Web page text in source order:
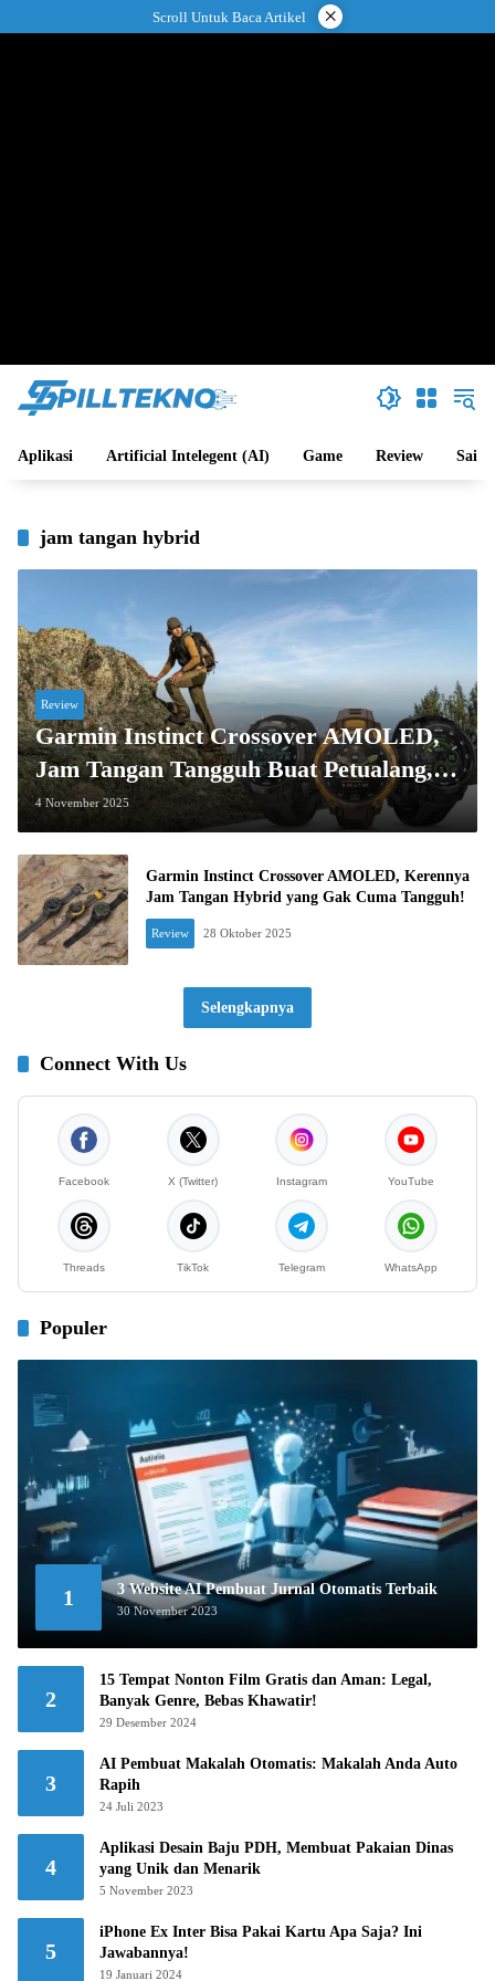
ke
Scroll Untuk Baca Artikel ×
Aplikasi Artificial Intelegent (AI) Game Review Sains
jam tangan hybrid
Review
Garmin Instinct Crossover AMOLED,
Jam Tangan Tangguh Buat Petualang,
Harganya Bikin Penasaran!
4 November 2025
Garmin Instinct Crossover AMOLED, Kerennya
Jam Tangan Hybrid yang Gak Cuma Tangguh!
Review 28 Oktober 2025
Selengkapnya
Connect With Us
Facebook X (Twitter) Instagram YouTube
Threads TikTok Telegram WhatsApp
Populer
1 3 Website AI Pembuat Jurnal Otomatis Terbaik
30 November 2023
2
15 Tempat Nonton Film Gratis dan Aman: Legal,
Banyak Genre, Bebas Khawatir!
29 Desember 2024
3
AI Pembuat Makalah Otomatis: Makalah Anda Auto
Rapih
24 Juli 2023
4
Aplikasi Desain Baju PDH, Membuat Pakaian Dinas
yang Unik dan Menarik
5 November 2023
5
iPhone Ex Inter Bisa Pakai Kartu Apa Saja? Ini
Jawabannya!
19 Januari 2024